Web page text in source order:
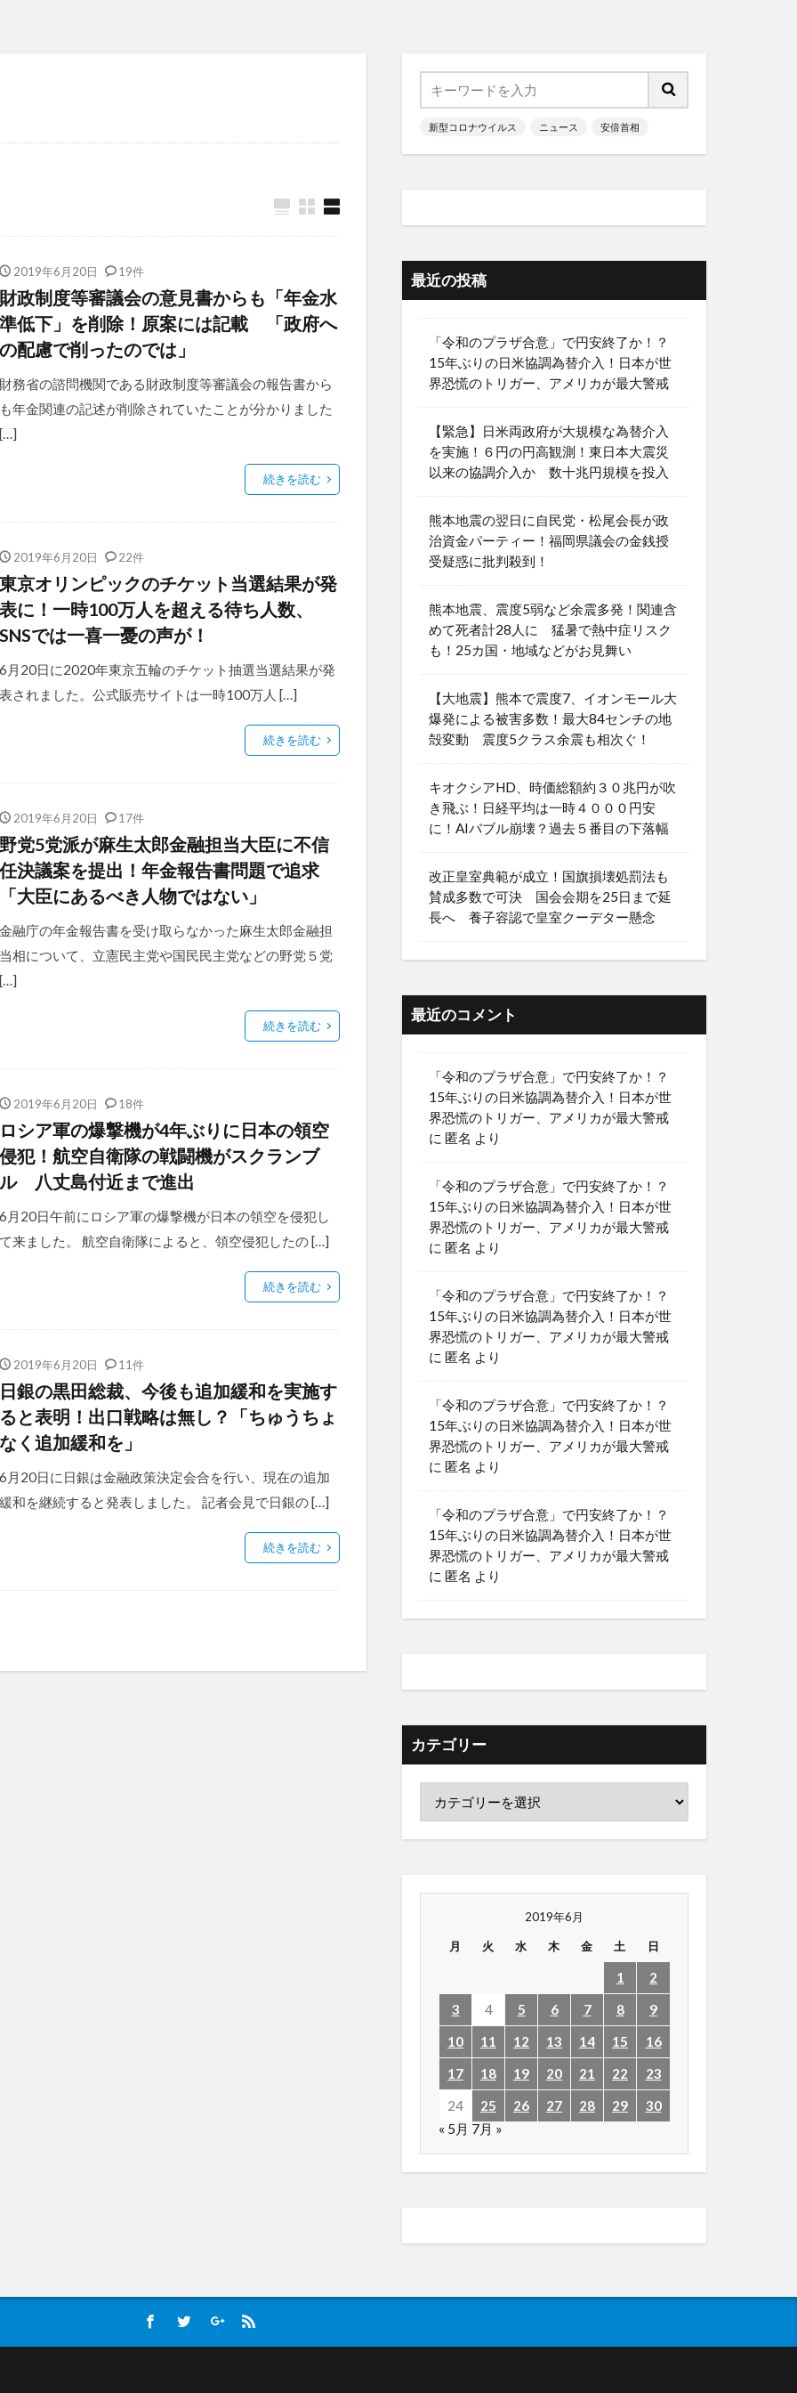
2019年6月20日 19件
財政制度等審議会の意見書からも「年金水
準低下」を削除！原案には記載 「政府へ
の配慮で削ったのでは」
財務省の諮問機関である財政制度等審議会の報告書から
も年金関連の記述が削除されていたことが分かりました
[…]
続きを読む
2019年6月20日 22件
東京オリンピックのチケット当選結果が発
表に！一時100万人を超える待ち人数、
SNSでは一喜一憂の声が！
6月20日に2020年東京五輪のチケット抽選当選結果が発
表されました。公式販売サイトは一時100万人 […]
続きを読む
2019年6月20日 17件
野党5党派が麻生太郎金融担当大臣に不信
任決議案を提出！年金報告書問題で追求
「大臣にあるべき人物ではない」
金融庁の年金報告書を受け取らなかった麻生太郎金融担
当相について、立憲民主党や国民民主党などの野党５党
[…]
続きを読む
2019年6月20日 18件
ロシア軍の爆撃機が4年ぶりに日本の領空
侵犯！航空自衛隊の戦闘機がスクランブ
ル 八丈島付近まで進出
6月20日午前にロシア軍の爆撃機が日本の領空を侵犯し
て来ました。 航空自衛隊によると、領空侵犯したの […]
続きを読む
2019年6月20日 11件
日銀の黒田総裁、今後も追加緩和を実施す
ると表明！出口戦略は無し？「ちゅうちょ
なく追加緩和を」
6月20日に日銀は金融政策決定会合を行い、現在の追加
緩和を継続すると発表しました。 記者会見で日銀の […]
続きを読む
新型コロナウイルス ニュース 安倍首相
最近の投稿
「令和のプラザ合意」で円安終了か！？
15年ぶりの日米協調為替介入！日本が世
界恐慌のトリガー、アメリカが最大警戒
【緊急】日米両政府が大規模な為替介入
を実施！６円の円高観測！東日本大震災
以来の協調介入か 数十兆円規模を投入
熊本地震の翌日に自民党・松尾会長が政
治資金パーティー！福岡県議会の金銭授
受疑惑に批判殺到！
熊本地震、震度5弱など余震多発！関連含
めて死者計28人に 猛暑で熱中症リスク
も！25カ国・地域などがお見舞い
【大地震】熊本で震度7、イオンモール大
爆発による被害多数！最大84センチの地
殻変動 震度5クラス余震も相次ぐ！
キオクシアHD、時価総額約３０兆円が吹
き飛ぶ！日経平均は一時４０００円安
に！AIバブル崩壊？過去５番目の下落幅
改正皇室典範が成立！国旗損壊処罰法も
賛成多数で可決 国会会期を25日まで延
長へ 養子容認で皇室クーデター懸念
最近のコメント
「令和のプラザ合意」で円安終了か！？
15年ぶりの日米協調為替介入！日本が世
界恐慌のトリガー、アメリカが最大警戒
に 匿名 より
「令和のプラザ合意」で円安終了か！？
15年ぶりの日米協調為替介入！日本が世
界恐慌のトリガー、アメリカが最大警戒
に 匿名 より
「令和のプラザ合意」で円安終了か！？
15年ぶりの日米協調為替介入！日本が世
界恐慌のトリガー、アメリカが最大警戒
に 匿名 より
「令和のプラザ合意」で円安終了か！？
15年ぶりの日米協調為替介入！日本が世
界恐慌のトリガー、アメリカが最大警戒
に 匿名 より
「令和のプラザ合意」で円安終了か！？
15年ぶりの日米協調為替介入！日本が世
界恐慌のトリガー、アメリカが最大警戒
に 匿名 より
カテゴリー
2019年6月
月 火 水 木 金 土 日
1
2
3
4 5 6 7 8
9
10
11 12 13 14 15
16
17
18 19 20 21 22
23
24
25 26 27 28 29
30
« 5月 7月 »